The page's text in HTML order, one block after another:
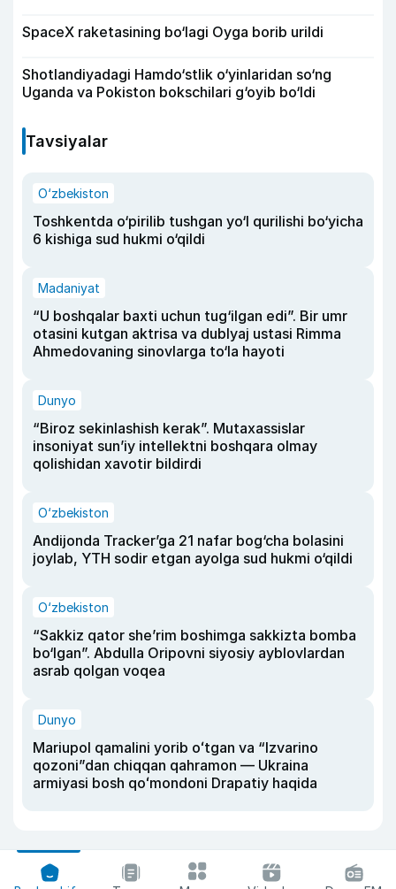
SpaceX raketasining bo‘lagi Oyga borib urildi
Shotlandiyadagi Hamdo‘stlik o‘yinlaridan so‘ng
Uganda va Pokiston bokschilari g‘oyib bo‘ldi
Tavsiyalar
O‘zbekiston
Toshkentda o‘pirilib tushgan yo‘l qurilishi bo‘yicha
6 kishiga sud hukmi o‘qildi
Madaniyat
“U boshqalar baxti uchun tug‘ilgan edi”. Bir umr
otasini kutgan aktrisa va dublyaj ustasi Rimma
Ahmedovaning sinovlarga to‘la hayoti
Dunyo
“Biroz sekinlashish kerak”. Mutaxassislar
insoniyat sun’iy intellektni boshqara olmay
qolishidan xavotir bildirdi
O‘zbekiston
Andijonda Tracker’ga 21 nafar bog‘cha bolasini
joylab, YTH sodir etgan ayolga sud hukmi o‘qildi
O‘zbekiston
“Sakkiz qator she’rim boshimga sakkizta bomba
bo‘lgan”. Abdulla Oripovni siyosiy ayblovlardan
asrab qolgan voqea
Dunyo
Mariupol qamalini yorib oʻtgan va “Izvarino
qozoni”dan chiqqan qahramon — Ukraina
armiyasi bosh qoʻmondoni Drapatiy haqida